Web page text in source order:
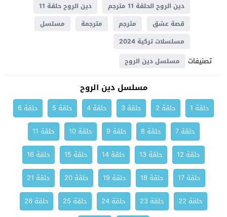
دين الروح الحلقة 11 مترجم
دين الروح حلقة 11
قصة عشق
مترجم مترجمة
مسلسل
مسلسلات تركية 2024
تصنيفات مسلسل دين الروح
مسلسل دين الروح
حلقة 1 حلقة 2 حلقة 3 حلقة 4 حلقة 5
حلقة 6
حلقة 7
حلقة 8 حلقة 9 حلقة 10
حلقة 11
حلقة 12
حلقة 13 حلقة 14 حلقة 15
حلقة 16
حلقة 17
حلقة 18 حلقة 19 حلقة 20
حلقة 21
حلقة 22
حلقة 23 حلقة 24 حلقة 25
حلقة 26